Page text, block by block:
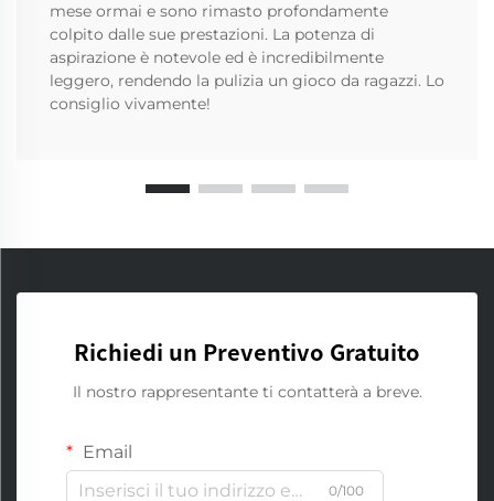
mese ormai e sono rimasto profondamente
colpito dalle sue prestazioni. La potenza di
aspirazione è notevole ed è incredibilmente
leggero, rendendo la pulizia un gioco da ragazzi. Lo
consiglio vivamente!
Richiedi un Preventivo Gratuito
Il nostro rappresentante ti contatterà a breve.
Email
0/100